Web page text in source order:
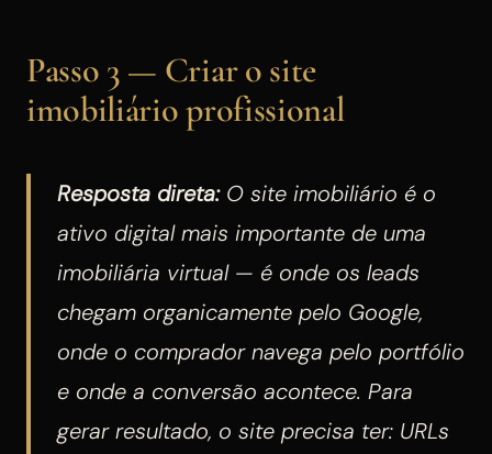
Passo 3 — Criar o site
imobiliário profissional
Resposta direta:O site imobiliário é o
ativo digital mais importante de uma
imobiliária virtual — é onde os leads
chegam organicamente pelo Google,
onde o comprador navega pelo portfólio
e onde a conversão acontece. Para
gerar resultado, o site precisa ter: URLs